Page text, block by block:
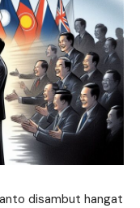
disambut hangat